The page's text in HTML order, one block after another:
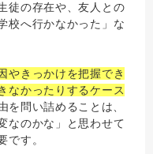
徒の存在や、友人との
校へ行かなかった」な
やきっかけを把握でき
なかったりするケース
を問い詰めることは、
なのかな」と思わせて
です。